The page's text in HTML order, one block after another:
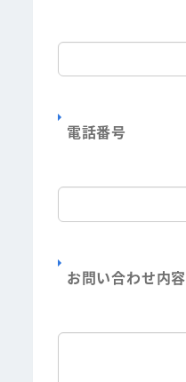
電話番号
お問い合わせ内容